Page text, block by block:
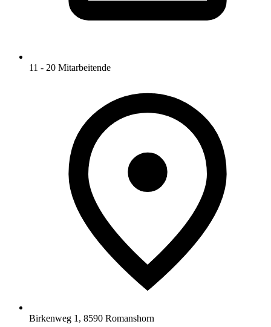
11 - 20 Mitarbeitende
Birkenweg 1 , 8590 Romanshorn